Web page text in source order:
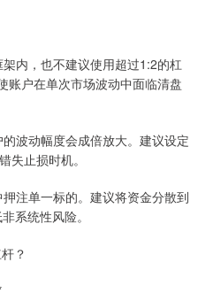
内，也不建议使用超过1:2的杠
账户在单次市场波动中面临清盘
波动幅度会成倍放大。建议设定
失止损时机。
注单一标的。建议将资金分散到
系统性风险。
？